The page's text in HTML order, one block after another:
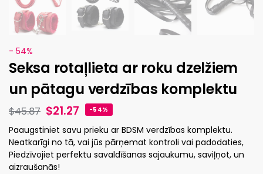
- 54%
Seksa rotaļlieta ar roku dzelžiem
un pātagu verdzības komplektu
$45.87 $21.27 -54%
Paaugstiniet savu prieku ar BDSM verdzības komplektu.
Neatkarīgi no tā, vai jūs pārņemat kontroli vai padodaties,
Piedzīvojiet perfektu savaldīšanas sajaukumu, saviļņot, un
aizraušanās!